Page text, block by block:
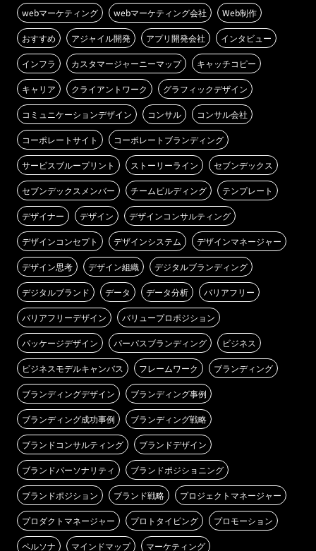
webマーケティング webマーケティング会社 Web制作
おすすめ アジャイル開発 アプリ開発会社 インタビュー
インフラ カスタマージャーニーマップ キャッチコピー
キャリア クライアントワーク グラフィックデザイン
コミュニケーションデザイン コンサル コンサル会社
コーポレートサイト コーポレートブランディング
サービスブループリント ストーリーライン セブンデックス
セブンデックスメンバー チームビルディング テンプレート
デザイナー デザイン デザインコンサルティング
デザインコンセプト デザインシステム デザインマネージャー
デザイン思考 デザイン組織 デジタルブランディング
デジタルブランド データ データ分析 バリアフリー
バリアフリーデザイン バリュープロポジション
パッケージデザイン パーパスブランディング ビジネス
ビジネスモデルキャンバス フレームワーク ブランディング
ブランディングデザイン ブランディング事例
ブランディング成功事例 ブランディング戦略
ブランドコンサルティング ブランドデザイン
ブランドパーソナリティ ブランドポジショニング
ブランドポジション ブランド戦略 プロジェクトマネージャー
プロダクトマネージャー プロトタイピング プロモーション
ペルソナ マインドマップ マーケティング